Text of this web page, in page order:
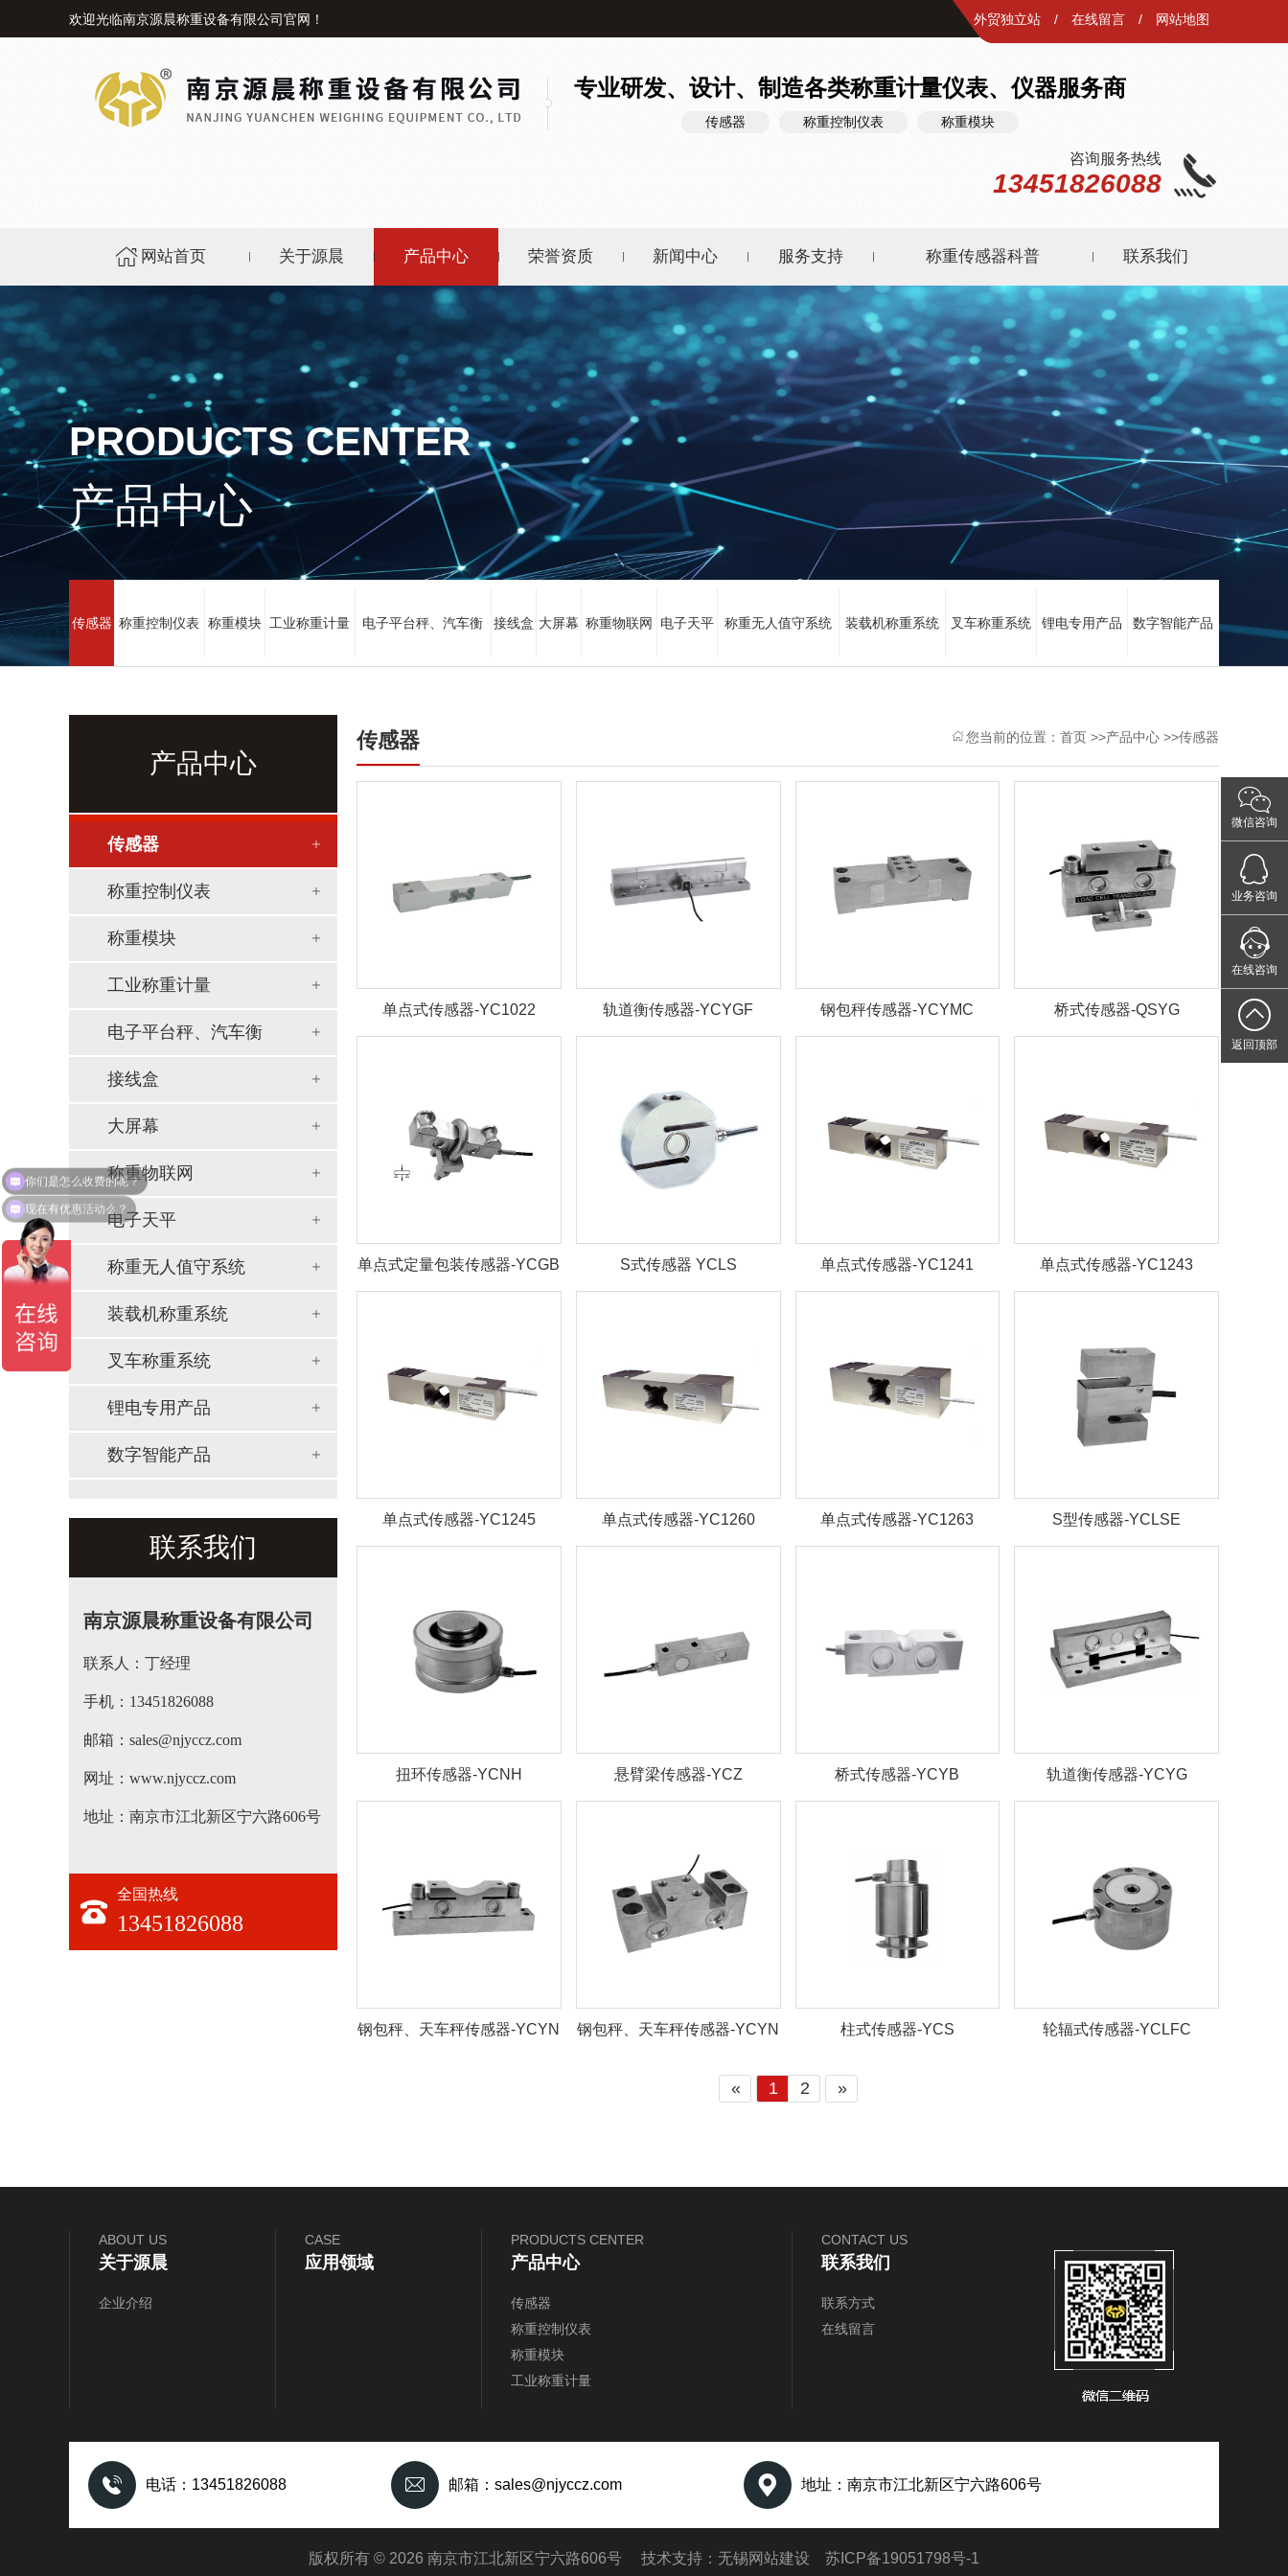
欢迎光临南京源晨称重设备有限公司官网！ 外贸独立站 / 在线留言 / 网站地图
专业研发、设计、制造各类称重计量仪表、仪器服务商
传感器 称重控制仪表 称重模块
咨询服务热线
13451826088
网站首页 关于源晨 产品中心 荣誉资质 新闻中心 服务支持 称重传感器科普 联系我们
PRODUCTS CENTER
产品中心
传感器 称重控制仪表 称重模块 工业称重计量 电子平台秤、汽车衡 接线盒 大屏幕 称重物联网 电子天平 称重无人值守系统 装载机称重系统 叉车称重系统 锂电专用产品 数字智能产品
产品中心
传感器
称重控制仪表
称重模块
工业称重计量
电子平台秤、汽车衡
接线盒
大屏幕
称重物联网
电子天平
称重无人值守系统
装载机称重系统
叉车称重系统
锂电专用产品
数字智能产品
联系我们
南京源晨称重设备有限公司
联系人：丁经理
手机：13451826088
邮箱：sales@njyccz.com
网址：www.njyccz.com
地址：南京市江北新区宁六路606号
全国热线
13451826088
传感器 您当前的位置： 首页 >>产品中心 >>传感器
单点式传感器-YC1022 轨道衡传感器-YCYGF 钢包秤传感器-YCYMC 桥式传感器-QSYG
单点式定量包装传感器-YCGB S式传感器 YCLS 单点式传感器-YC1241 单点式传感器-YC1243
单点式传感器-YC1245 单点式传感器-YC1260 单点式传感器-YC1263 S型传感器-YCLSE
扭环传感器-YCNH 悬臂梁传感器-YCZ 桥式传感器-YCYB 轨道衡传感器-YCYG
钢包秤、天车秤传感器-YCYN 钢包秤、天车秤传感器-YCYN 柱式传感器-YCS 轮辐式传感器-YCLFC
« 1 2 »
ABOUT US
关于源晨
企业介绍
CASE
应用领域
PRODUCTS CENTER
产品中心
传感器
称重控制仪表
称重模块
工业称重计量
CONTACT US
联系我们
联系方式
在线留言
电话：13451826088 邮箱：sales@njyccz.com 地址：南京市江北新区宁六路606号
版权所有 © 2026 南京市江北新区宁六路606号 技术支持： 无锡网站建设 苏ICP备19051798号-1
微信咨询
业务咨询
点击
在线咨询
您的专
返回顶部
现在有优惠活动么？